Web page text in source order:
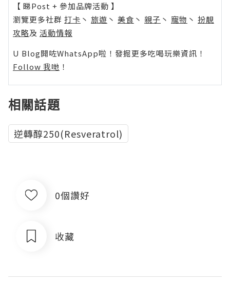
【 睇Post + 參加品牌活動 】
瀏覽更多社群 打卡 丶 旅遊 丶 美食 丶 親子 丶 寵物 丶 扮靚
攻略及 活動情報
U Blog開咗WhatsApp啦！發掘更多吃喝玩樂資訊！
Follow 我哋 ！
相關話題
逆轉醇250(Resveratrol)
0個讚好
收藏